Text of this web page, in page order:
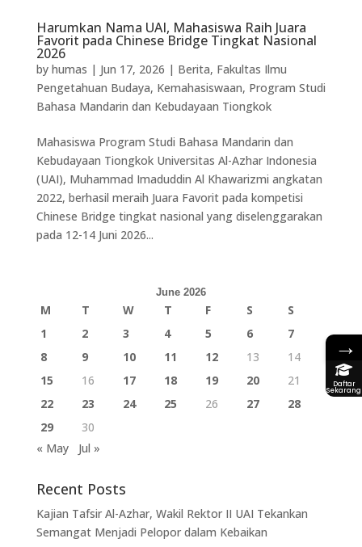
Harumkan Nama UAI, Mahasiswa Raih Juara
Favorit pada Chinese Bridge Tingkat Nasional
2026
by humas | Jun 17, 2026 | Berita, Fakultas Ilmu
Pengetahuan Budaya, Kemahasiswaan, Program Studi
Bahasa Mandarin dan Kebudayaan Tiongkok
Mahasiswa Program Studi Bahasa Mandarin dan
Kebudayaan Tiongkok Universitas Al-Azhar Indonesia
(UAI), Muhammad Imaduddin Al Khawarizmi angkatan
2022, berhasil meraih Juara Favorit pada kompetisi
Chinese Bridge tingkat nasional yang diselenggarakan
pada 12-14 Juni 2026...
June 2026
M T W T F S
S
1
2 3 4 5 6
7
8
9 10 11 12 13
14
15
16 17 18 19 20
21
22
23 24 25 26 27
28
29
30
« May
Jul »
Recent Posts
Kajian Tafsir Al-Azhar, Wakil Rektor II UAI Tekankan
Semangat Menjadi Pelopor dalam Kebaikan
→
Daftar
Sekarang